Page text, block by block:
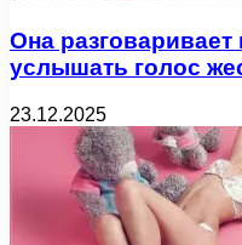
Она
услышать голос
23.12.2025